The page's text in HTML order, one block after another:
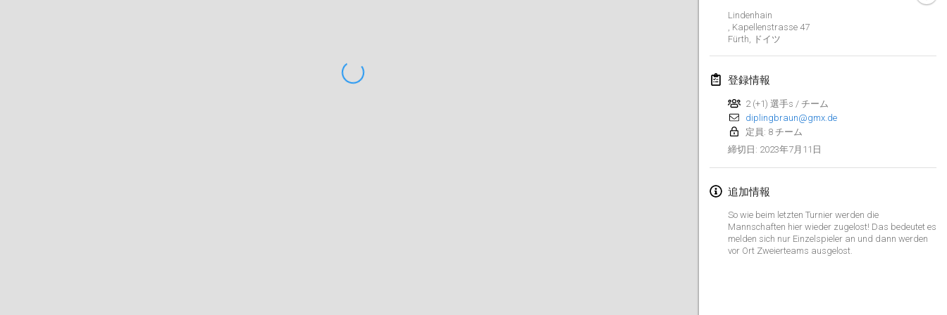
Lindenhain
, Kapellenstrasse 47
Fürth
ドイツ
登録情報
2 (+1) 選手s / チーム
diplingbraun@gmx.de
定員: 8 チーム
締切日 : 2023年7月11日
追加情報
So wie beim letzten Turnier werden die
Mannschaften hier wieder zugelost! Das bedeutet es
melden sich nur Einzelspieler an und dann werden
vor Ort Zweierteams ausgelost.
2023年2月
Open Grégorien
2023年2月4日
SingeliDuppeli
2023年2月4日
2023年2月11日
Indoor de la CASAS
2023年2月18日|フランス